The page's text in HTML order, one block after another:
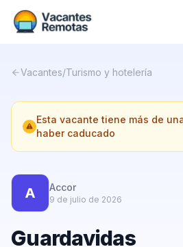
Nosotros
Contacto
Calculadora Freelance
Vacantes/Turismo y hotelería
Esta vacante tiene más de
haber caducado
A Accor
9 de julio de 2026
Guardavidas